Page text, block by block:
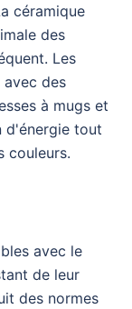
céramique
des
Les
des
à mugs et
d'énergie tout
couleurs.
avec le
de leur
des normes